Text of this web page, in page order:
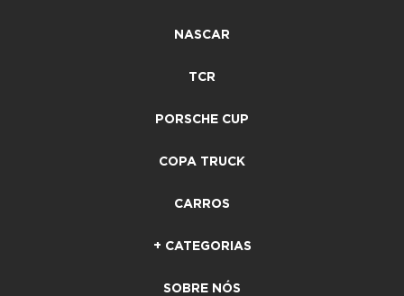
NASCAR
TCR
PORSCHE CUP
COPA TRUCK
CARROS
+ CATEGORIAS
SOBRE NÓS